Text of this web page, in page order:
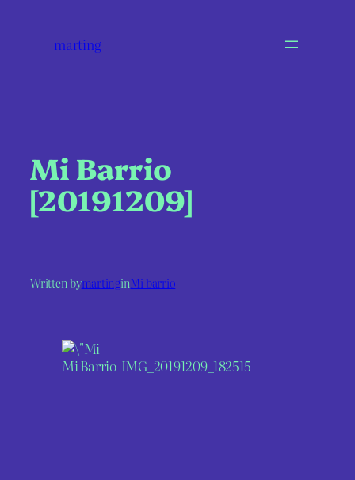
marting
Mi Barrio
[20191209]
Written bymartinginMi barrio
Mi Barrio-IMG_20191209_182515